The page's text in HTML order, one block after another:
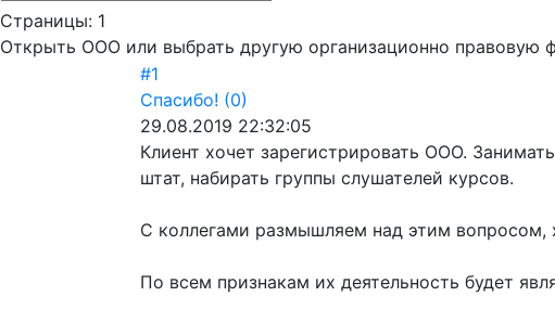
Страницы: 1
Открыть ООО или выбрать другую организационно правовую
#1
Спасибо! (0)
29.08.2019 22:32:05
Клиент хочет зарегистрировать ООО.
штат, набирать группы слушателей курсов.
С коллегами размышляем над этим
По всем признакам их деятельность будет